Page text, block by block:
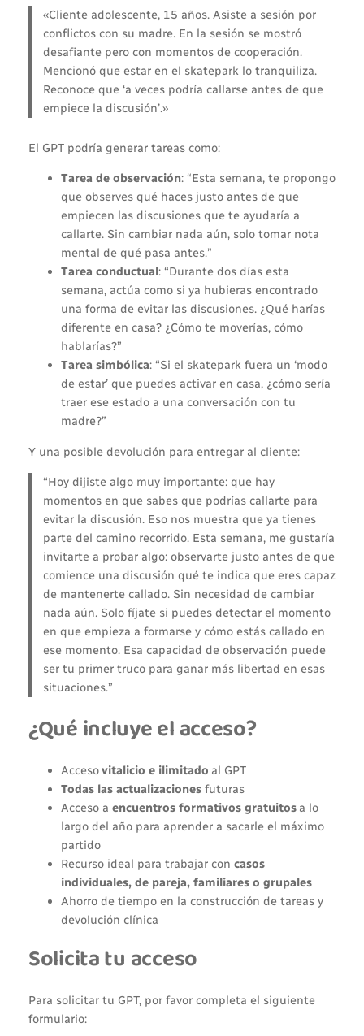
«Cliente adolescente, 15 años. Asiste a sesión por
conflictos con su madre. En la sesión se mostró
desafiante pero con momentos de cooperación.
Mencionó que estar en el skatepark lo tranquiliza.
Reconoce que ‘a veces podría callarse antes de que
empiece la discusión’.»
El GPT podría generar tareas como:
Tarea de observación: “Esta semana, te propongo
que observes qué haces justo antes de que
empiecen las discusiones que te ayudaría a
callarte. Sin cambiar nada aún, solo tomar nota
mental de qué pasa antes.”
Tarea conductual: “Durante dos días esta
semana, actúa como si ya hubieras encontrado
una forma de evitar las discusiones. ¿Qué harías
diferente en casa? ¿Cómo te moverías, cómo
hablarías?”
Tarea simbólica: “Si el skatepark fuera un ‘modo
de estar’ que puedes activar en casa, ¿cómo sería
traer ese estado a una conversación con tu
madre?”
Y una posible devolución para entregar al cliente:
“Hoy dijiste algo muy importante: que hay
momentos en que sabes que podrías callarte para
evitar la discusión. Eso nos muestra que ya tienes
parte del camino recorrido. Esta semana, me gustaría
invitarte a probar algo: observarte justo antes de que
comience una discusión qué te indica que eres capaz
de mantenerte callado. Sin necesidad de cambiar
nada aún. Solo fíjate si puedes detectar el momento
en que empieza a formarse y cómo estás callado en
ese momento. Esa capacidad de observación puede
ser tu primer truco para ganar más libertad en esas
situaciones.”
¿Qué incluye el acceso?
Accesovitalicio e ilimitado al GPT
Todas las actualizacionesfuturas
Acceso a encuentros formativos gratuitosa lo
largo del año para aprender a sacarle el máximo
partido
Recurso ideal para trabajar con casos
individuales, de pareja, familiares o grupales
Ahorro de tiempo en la construcción de tareas y
devolución clínica
Solicita tu acceso
Para solicitar tu GPT, por favor completa el siguiente
formulario: